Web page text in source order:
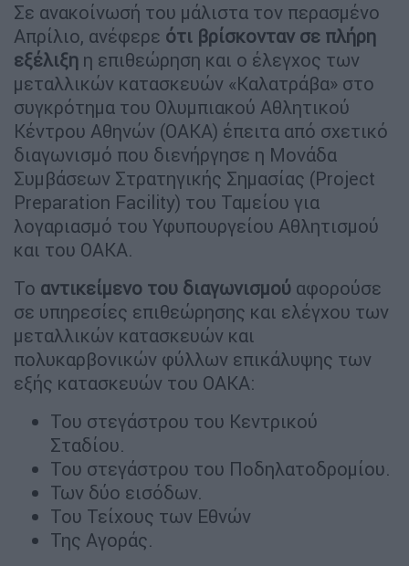
Σε ανακοίνωσή του μάλιστα τον περασμένο
Απρίλιο, ανέφερε ότι βρίσκονταν σε πλήρη
εξέλιξη η επιθεώρηση και ο έλεγχος των
μεταλλικών κατασκευών «Καλατράβα» στο
συγκρότημα του Ολυμπιακού Αθλητικού
Κέντρου Αθηνών (ΟΑΚΑ) έπειτα από σχετικό
διαγωνισμό που διενήργησε η Μονάδα
Συμβάσεων Στρατηγικής Σημασίας (Project
Preparation Facility) του Ταμείου για
λογαριασμό του Υφυπουργείου Αθλητισμού
και του ΟΑΚΑ.
Το αντικείμενο του διαγωνισμού αφορούσε
σε υπηρεσίες επιθεώρησης και ελέγχου των
μεταλλικών κατασκευών και
πολυκαρβονικών φύλλων επικάλυψης των
εξής κατασκευών του ΟΑΚΑ:
Του στεγάστρου του Κεντρικού
Σταδίου.
Του στεγάστρου του Ποδηλατοδρομίου.
Των δύο εισόδων.
Του Τείχους των Εθνών
Της Αγοράς.